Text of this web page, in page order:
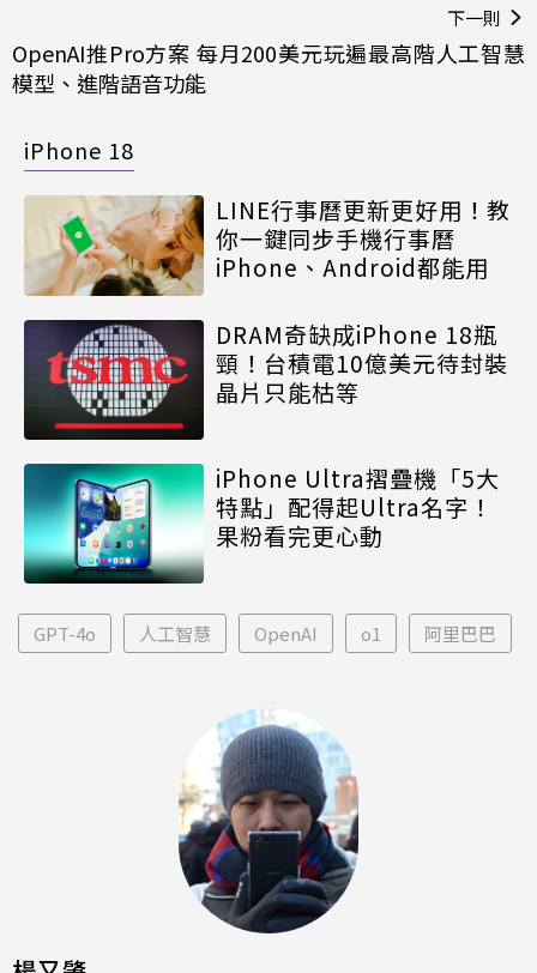
下一則
OpenAI推Pro方案 每月200美元玩遍最高階人工智慧
模型、進階語音功能
iPhone 18
LINE行事曆更新更好用！教
你一鍵同步手機行事曆
iPhone、Android都能用
DRAM奇缺成iPhone 18瓶
頸！台積電10億美元待封裝
晶片只能枯等
iPhone Ultra摺疊機「5大
特點」配得起Ultra名字！
果粉看完更心動
GPT-4o 人工智慧 OpenAI o1 阿里巴巴